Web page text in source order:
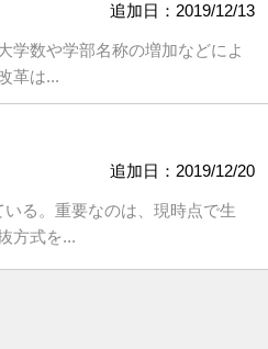
追加日：2019/12/13
学数や学部名称の増加などによ
革は...
追加日：2019/12/20
る。重要なのは、現時点で生
方式を...